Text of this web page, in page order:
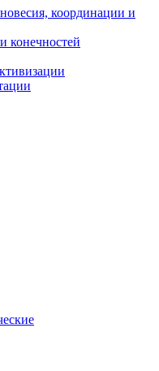
координации и
конечностей